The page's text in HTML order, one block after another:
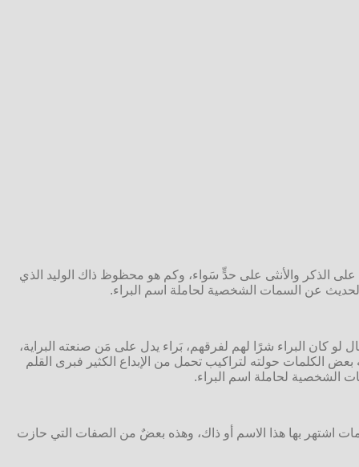
على الذكر والأنثى على حدٍّ سَواء، وكم هو محظوظ ذاك الوليد الذي
عن السمات الشخصية لحاملة اسم البراء.
كان البراء شرًا لهم لفرقهم، بَراء يدل على مَن صنعته البراية،
الكلمات حولته لتراكيب تحمل من الإبداع الكثير فبرى القلم
الشخصية لحاملة اسم البراء.
اشتهر بها هذا الاسم أو ذاك، وهذه بعضٌ من الصفات التي حازت